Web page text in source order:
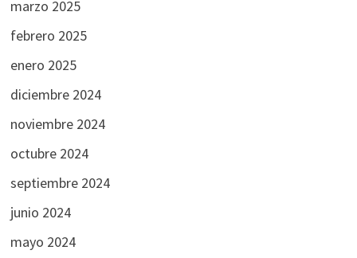
marzo 2025
febrero 2025
enero 2025
diciembre 2024
noviembre 2024
octubre 2024
septiembre 2024
junio 2024
mayo 2024